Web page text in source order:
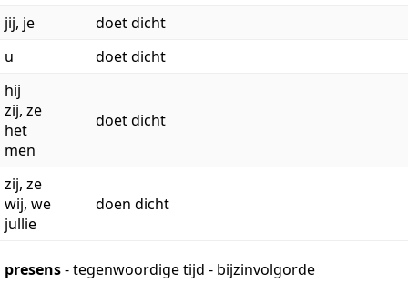
jij, je
doet dicht
u
doet dicht
hij
zij, ze
het
men
doet dicht
zij, ze
wij, we
jullie
doen dicht
presens- tegenwoordige tijd - bijzinvolgorde